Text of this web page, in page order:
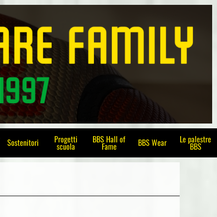
Sostenitori Progetti
scuola
BBS Hall of
Fame BBS Wear Le palestre
BBS